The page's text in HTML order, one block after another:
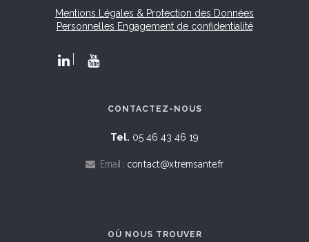
Mentions Légales & Protection des Données
Personnelles Engagement de confidentialité
CONTACTEZ-NOUS
Tel. 05 46 43 46 19
Email : contact@xtremsante.fr
OÙ NOUS TROUVER